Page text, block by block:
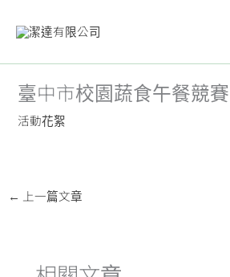
臺中市校園蔬食午餐競賽
活動花絮
← 上一篇文章